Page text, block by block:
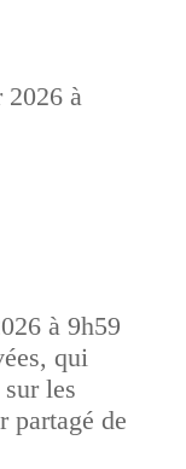
2026 à
à 9h59
qui
les
partagé de